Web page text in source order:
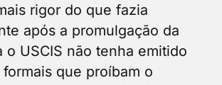
rigor do que fazia
após a promulgação da
o USCIS não tenha emitido
que proíbam o